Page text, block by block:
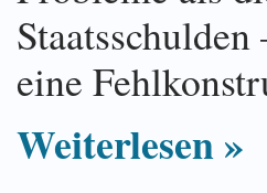
eine
Weiterlesen »